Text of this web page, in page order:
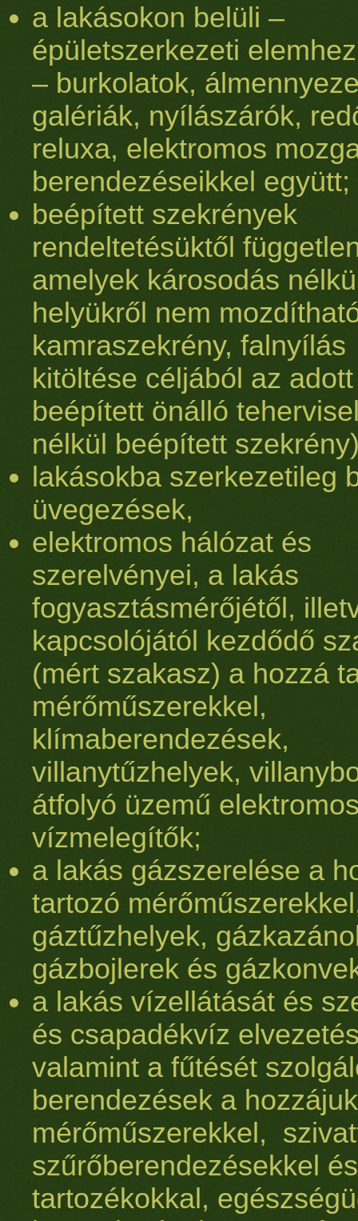
a lakásokon belüli –
épületszerkezeti
– burkolatok,
galériák, nyílászárók,
reluxa, elektromos
berendezéseikkel együtt;
beépített szekrények
rendeltetésüktől
amelyek károsodás
helyükről nem
kamraszekrény, falnyílás
kitöltése céljából az
beépített önálló
nélkül beépített
lakásokba szerkezetileg
üvegezések,
elektromos hálózat és
szerelvényei, a lakás
fogyasztásmérőjétől,
kapcsolójától kezdődő
(mért szakasz) a hozzá
mérőműszerekkel,
klímaberendezések,
villanytűzhelyek,
átfolyó üzemű
vízmelegítők;
a lakás gázszerelése a
tartozó
gáztűzhelyek,
gázbojlerek és
a lakás vízellátását és
és csapadékvíz
valamint a fűtését
berendezések a
mérőműszerekkel,
szűrőberendezésekkel és
tartozékokkal,